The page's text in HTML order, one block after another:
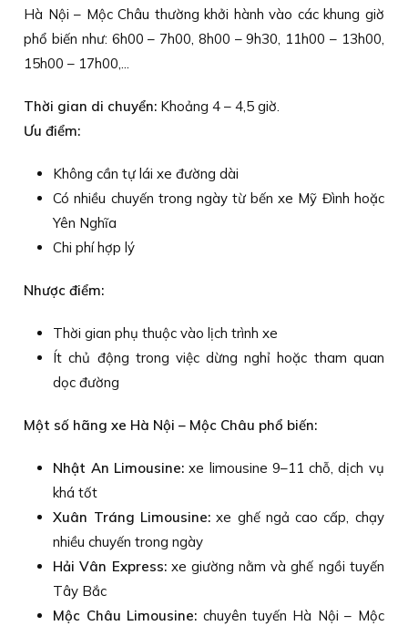
Hà Nội – Mộc Châu thường khởi hành vào các khung giờ
phổ biến như: 6h00 – 7h00, 8h00 – 9h30, 11h00 – 13h00,
15h00 – 17h00,...
Thời gian di chuyển: Khoảng 4 – 4,5 giờ.
Ưu điểm:
Không cần tự lái xe đường dài
Có nhiều chuyến trong ngày từ bến xe Mỹ Đình hoặc
Yên Nghĩa
Chi phí hợp lý
Nhược điểm:
Thời gian phụ thuộc vào lịch trình xe
Ít chủ động trong việc dừng nghỉ hoặc tham quan
dọc đường
Một số hãng xe Hà Nội – Mộc Châu phổ biến:
Nhật An Limousine:xe limousine 9–11 chỗ, dịch vụ
khá tốt
Xuân Tráng Limousine:xe ghế ngả cao cấp, chạy
nhiều chuyến trong ngày
Hải Vân Express:xe giường nằm và ghế ngồi tuyến
Tây Bắc
Mộc Châu Limousine: chuyên tuyến Hà Nội – Mộc